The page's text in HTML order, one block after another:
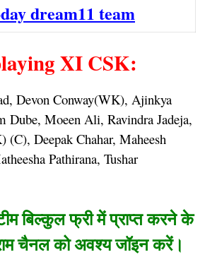
dream11 team
XI CSK:
Devon Conway(WK), Ajinkya
Dube, Moeen Ali, Ravindra Jadeja,
Deepak Chahar, Maheesh
Pathirana, Tushar
बिल्कुल फ्री में प्राप्त करने के
चैनल को अवश्य जॉइन करें।